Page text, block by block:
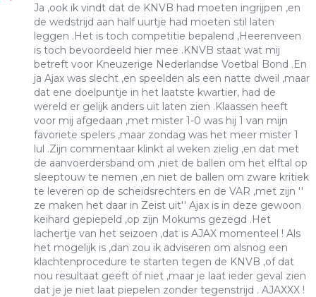
Ja ,ook ik vindt dat de KNVB had moeten ingrijpen ,en
de wedstrijd aan half uurtje had moeten stil laten
leggen .Het is toch competitie bepalend ,Heerenveen
is toch bevoordeeld hier mee .KNVB staat wat mij
betreft voor Kneuzerige Nederlandse Voetbal Bond .En
ja Ajax was slecht ,en speelden als een natte dweil ,maar
dat ene doelpuntje in het laatste kwartier, had de
wereld er gelijk anders uit laten zien .Klaassen heeft
voor mij afgedaan ,met mister 1-0 was hij 1 van mijn
favoriete spelers ,maar zondag was het meer mister 1
lul .Zijn commentaar klinkt al weken zielig ,en dat met
de aanvoerdersband om ,niet de ballen om het elftal op
sleeptouw te nemen ,en niet de ballen om zware kritiek
te leveren op de scheidsrechters en de VAR ,met zijn ''
ze maken het daar in Zeist uit'' Ajax is in deze gewoon
keihard gepiepeld ,op zijn Mokums gezegd .Het
lachertje van het seizoen ,dat is AJAX momenteel ! Als
het mogelijk is ,dan zou ik adviseren om alsnog een
klachtenprocedure te starten tegen de KNVB ,of dat
nou resultaat geeft of niet ,maar je laat ieder geval zien
dat je je niet laat piepelen zonder tegenstrijd . AJAXXX !